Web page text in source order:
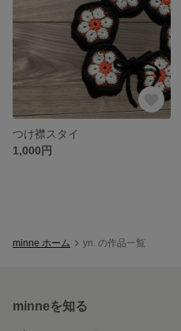
つけ襟スタイ
1,000円
minne ホーム yn. の作品一覧
minneを知る